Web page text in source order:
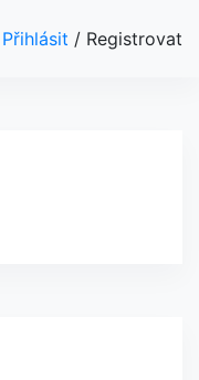
Přihlásit / Registrovat